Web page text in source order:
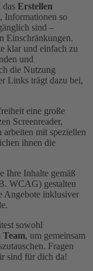
das Erstellen
Informationen so
sind –
Einschränkungen.
klar und einfach zu
und
die Nutzung
Links trägt dazu bei,
eine große
Screenreader,
arbeiten mit speziellen
ihnen die
Ihre Inhalte gemäß
WCAG) gestalten
Angebote inklusiver
sowohl
Team, um gemeinsam
Fragen
sind für dich da!